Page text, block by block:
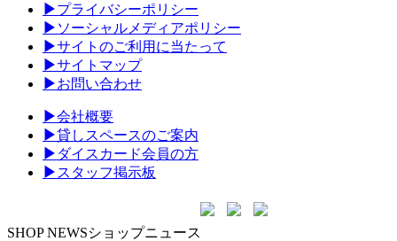
▶プライバシーポリシー
▶ ソーシャルメディアポリシー
▶サイトのご利用に当たって
▶サイトマップ
▶お問い合わせ
▶会社概要
▶貸しスペースのご案内
▶ ダイスカード会員の方
▶ スタッフ掲示板
SHOP NEWSショップニュース